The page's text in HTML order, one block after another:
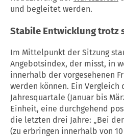
und begleitet werden.
Stabile Entwicklung trotz
Im Mittelpunkt der Sitzung
Angebotsindex, der misst, in
innerhalb der vorgesehenen
werden können. Ein Vergleich
Jahresquartale (Januar bis
Einheit, eine durchgehend
die letzten drei Jahre: „Bei
(zu erbringen innerhalb von